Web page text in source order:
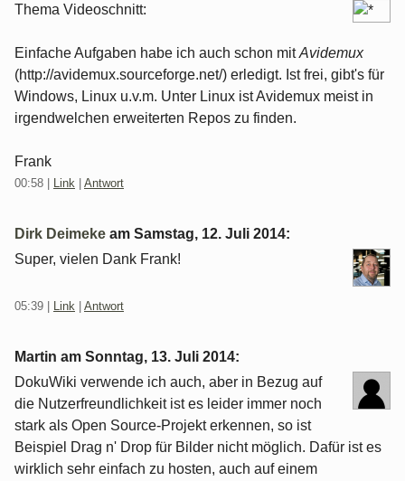
Thema Videoschnitt:
Einfache Aufgaben habe ich auch schon mitAvidemux
(http://avidemux.sourceforge.net/) erledigt. Ist frei, gibt's für
Windows, Linux u.v.m. Unter Linux ist Avidemux meist in
irgendwelchen erweiterten Repos zu finden.
Frank
00:58 Link Antwort
Dirk Deimeke am Samstag, 12. Juli 2014:
Super, vielen Dank Frank!
05:39 Link Antwort
Martin am Sonntag, 13. Juli 2014:
DokuWiki verwende ich auch, aber in Bezug auf
die Nutzerfreundlichkeit ist es leider immer noch
stark als Open Source-Projekt erkennen, so ist
Beispiel Drag n' Drop für Bilder nicht möglich. Dafür ist es
wirklich sehr einfach zu hosten, auch auf einem